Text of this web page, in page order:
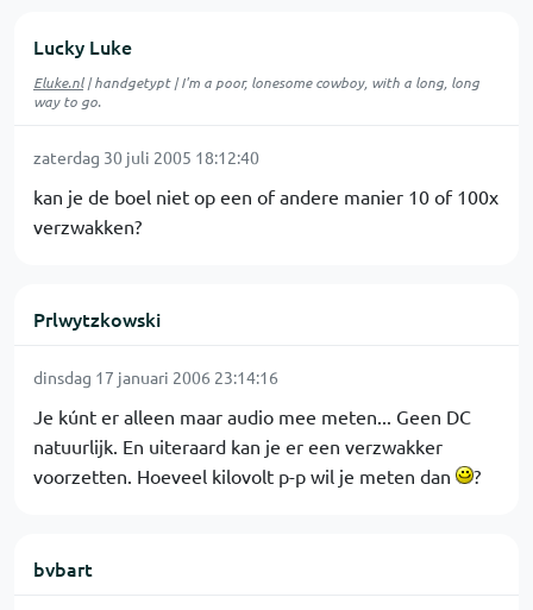
Lucky Luke
Eluke.nl| handgetypt | I'm a poor, lonesome cowboy, with a long, long
way to go.
zaterdag 30 juli 2005 18:12:40
kan je de boel niet op een of andere manier 10 of 100x
verzwakken?
Prlwytzkowski
dinsdag 17 januari 2006 23:14:16
Je kúnt er alleen maar audio mee meten... Geen DC
natuurlijk. En uiteraard kan je er een verzwakker
voorzetten. Hoeveel kilovolt p-p wil je meten dan
?
bvbart